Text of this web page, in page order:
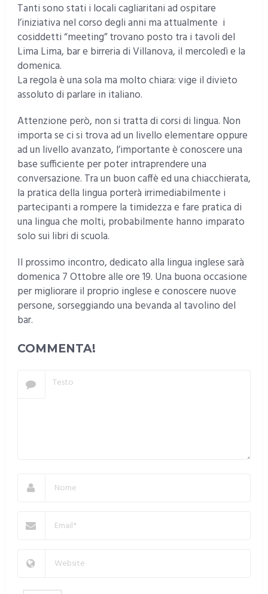
Tanti sono stati i locali cagliaritani ad ospitare
l’iniziativa nel corso degli anni ma attualmente i
cosiddetti “meeting” trovano posto tra i tavoli del
Lima Lima, bar e birreria di Villanova, il mercoledì e la
domenica.
La regola è una sola ma molto chiara: vige il divieto
assoluto di parlare in italiano.
Attenzione però, non si tratta di corsi di lingua. Non
importa se ci si trova ad un livello elementare oppure
ad un livello avanzato, l’importante è conoscere una
base sufficiente per poter intraprendere una
conversazione. Tra un buon caffè ed una chiacchierata,
la pratica della lingua porterà irrimediabilmente i
partecipanti a rompere la timidezza e fare pratica di
una lingua che molti, probabilmente hanno imparato
solo sui libri di scuola.
Il prossimo incontro, dedicato alla lingua inglese sarà
domenica 7 Ottobre alle ore 19. Una buona occasione
per migliorare il proprio inglese e conoscere nuove
persone, sorseggiando una bevanda al tavolino del
bar.
COMMENTA!